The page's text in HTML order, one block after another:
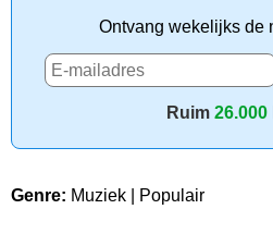
Ontvang wekelijks de
Ruim 26.000
Genre: Muziek | Populair